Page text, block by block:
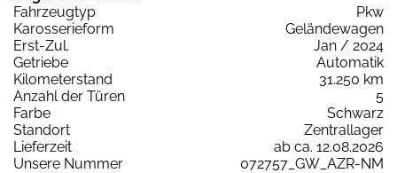
Fahrzeugtyp
Pkw
Karosserieform
Geländewagen
Erst-Zul.
Jan / 2024
Getriebe
Automatik
Kilometerstand
31.250 km
Anzahl der Türen
5
Farbe
Schwarz
Standort
Zentrallager
Lieferzeit
ab ca. 12.08.2026
Unsere Nummer
072757_GW_AZR-NM